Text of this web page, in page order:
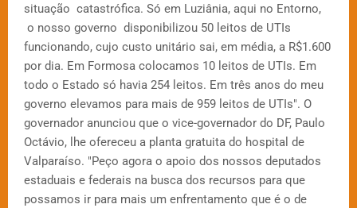
situação catastrófica. Só em Luziânia, aqui no Entorno,
o nosso governo disponibilizou 50 leitos de UTIs
funcionando, cujo custo unitário sai, em média, a R$1.600
por dia. Em Formosa colocamos 10 leitos de UTIs. Em
todo o Estado só havia 254 leitos. Em três anos do meu
governo elevamos para mais de 959 leitos de UTIs". O
governador anunciou que o vice-governador do DF, Paulo
Octávio, lhe ofereceu a planta gratuita do hospital de
Valparaíso. "Peço agora o apoio dos nossos deputados
estaduais e federais na busca dos recursos para que
possamos ir para mais um enfrentamento que é o de